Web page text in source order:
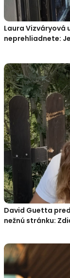
Laura Vizváryová
neprehliadnete:
David Guetta
nežnú stránku: